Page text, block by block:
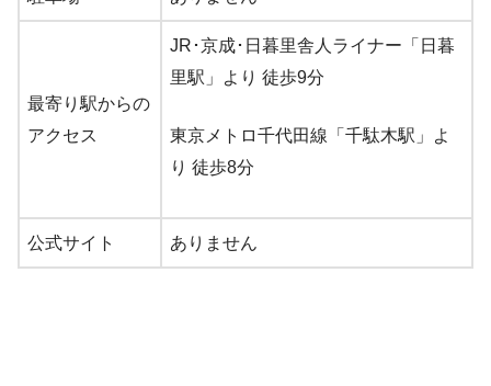
最寄り駅からの
アクセス
JR･京成･日暮里舎人ライナー「日暮
里駅」より 徒歩9分
東京メトロ千代田線「千駄木駅」よ
り 徒歩8分
公式サイト ありません